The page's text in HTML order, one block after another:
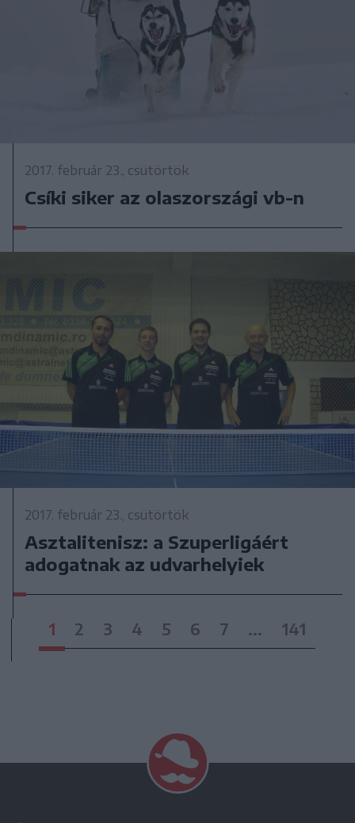
2017. február 23., csütörtök
Csíki siker az olaszországi vb-n
2017. február 23., csütörtök
Asztalitenisz: a Szuperligáért
adogatnak az udvarhelyiek
1 2 3 4 5 6 7 ... 141